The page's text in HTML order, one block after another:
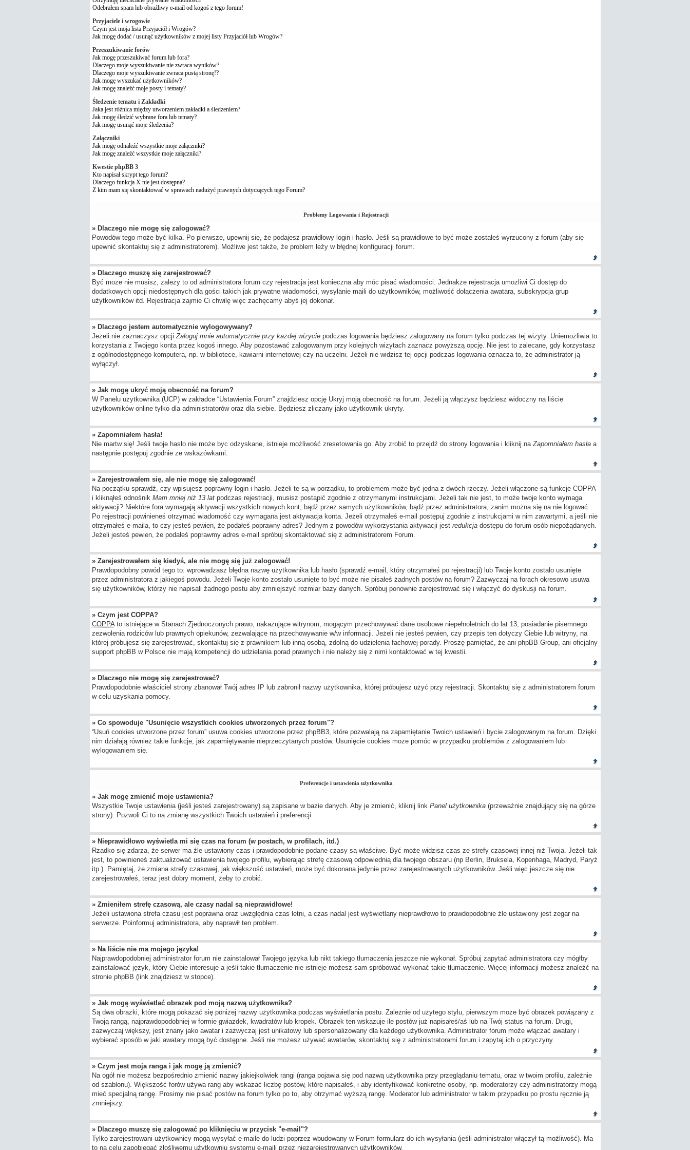
Odebrałem spam lub obraźliwy e-mail od kogoś z tego forum!
Przyjaciele i wrogowie
Czym jest moja lista Przyjaciół i Wrogów?
Jak mogę dodać / usunąć użytkowników z mojej listy Przyjaciół lub Wrogów?
Przeszukiwanie forów
Jak mogę przeszukiwać forum lub fora?
Dlaczego moje wyszukiwanie nie zwraca wyników?
Dlaczego moje wyszukiwanie zwraca pustą stronę!?
Jak mogę wyszukać użytkowników?
Jak mogę znaleźć moje posty i tematy?
Śledzenie tematu i Zakładki
Jaka jest różnica między utworzeniem zakładki a śledzeniem?
Jak mogę śledzić wybrane fora lub tematy?
Jak mogę usunąć moje śledzenia?
Załączniki
Jak mogę odnaleźć wszystkie moje załączniki?
Jak mogę znaleźć wszystkie moje załączniki?
Kwestie phpBB 3
Kto napisał skrypt tego forum?
Dlaczego funkcja X nie jest dostępna?
Z kim mam się skontaktować w sprawach nadużyć prawnych dotyczących tego Forum?
Problemy Logowania i Rejestracji
» Dlaczego nie mogę się zalogować?
Powodów tego może być kilka. Po pierwsze, upewnij się, że podajesz prawidłowy login i hasło. Jeśli są prawidłowe to być może zostałeś wyrzucony z forum (aby się
upewnić skontaktuj się z administratorem). Możliwe jest także, że problem leży w błędnej konfiguracji forum.
» Dlaczego muszę się zarejestrować?
Być może nie musisz, zależy to od administratora forum czy rejestracja jest konieczna aby móc pisać wiadomości. Jednakże rejestracja umożliwi Ci dostęp do
dodatkowych opcji niedostępnych dla gości takich jak prywatne wiadomości, wysyłanie maili do użytkowników, możliwość dołączenia awatara, subskrypcja grup
użytkowników itd. Rejestracja zajmie Ci chwilę więc zachęcamy abyś jej dokonał.
» Dlaczego jestem automatycznie wylogowywany?
Jeżeli nie zaznaczysz opcji Zaloguj mnie automatycznie przy każdej wizyciepodczas logowania będziesz zalogowany na forum tylko podczas tej wizyty. Uniemożliwia to
korzystania z Twojego konta przez kogoś innego. Aby pozostawać zalogowanym przy kolejnych wizytach zaznacz powyższą opcję. Nie jest to zalecane, gdy korzystasz
z ogólnodostępnego komputera, np. w bibliotece, kawiarni internetowej czy na uczelni. Jeżeli nie widzisz tej opcji podczas logowania oznacza to, że administrator ją
wyłączył.
» Jak mogę ukryć moją obecność na forum?
W Panelu użytkownika (UCP) w zakładce “Ustawienia Forum” znajdziesz opcję Ukryj moją obecność na forum. Jeżeli ją włączysz będziesz widoczny na liście
użytkowników online tylko dla administratorów oraz dla siebie. Będziesz zliczany jako użytkownik ukryty.
» Zapomniałem hasła!
Nie martw się! Jeśli twoje hasło nie może byc odzyskane, istnieje możliwość zresetowania go. Aby zrobić to przejdź do strony logowania i kliknij na Zapomniałem hasłaa
następnie postępuj zgodnie ze wskazówkami.
» Zarejestrowałem się, ale nie mogę się zalogować!
Na początku sprawdź, czy wpisujesz poprawny login i hasło. Jeżeli te są w porządku, to problemem może być jedna z dwóch rzeczy. Jeżeli włączone są funkcje COPPA
i kliknąłeś odnośnik Mam mniej niż 13 latpodczas rejestracji, musisz postąpić zgodnie z otrzymanymi instrukcjami. Jeżeli tak nie jest, to może twoje konto wymaga
aktywacji? Niektóre fora wymagają aktywacji wszystkich nowych kont, bądź przez samych użytkowników, bądź przez administratora, zanim można się na nie logować.
Po rejestracji powinieneś otrzymać wiadomość czy wymagana jest aktywacja konta. Jeżeli otrzymałeś e-mail postępuj zgodnie z instrukcjami w nim zawartymi, a jeśli nie
otrzymałeś e-maila, to czy jesteś pewien, że podałeś poprawny adres? Jednym z powodów wykorzystania aktywacji jest redukcjadostępu do forum osób niepożądanych.
Jeżeli jesteś pewien, że podałeś poprawmy adres e-mail spróbuj skontaktować się z administratorem Forum.
» Zarejestrowałem się kiedyś, ale nie mogę się już zalogować!
Prawdopodobny powód tego to: wprowadzasz błędna nazwę użytkownika lub hasło (sprawdź e-mail, który otrzymałeś po rejestracji) lub Twoje konto zostało usunięte
przez administratora z jakiegoś powodu. Jeżeli Twoje konto zostało usunięte to być może nie pisałeś żadnych postów na forum? Zazwyczaj na forach okresowo usuwa
się użytkowników, którzy nie napisali żadnego postu aby zmniejszyć rozmiar bazy danych. Spróbuj ponownie zarejestrować się i włączyć do dyskusji na forum.
» Czym jest COPPA?
COPPAto istniejące w Stanach Zjednoczonych prawo, nakazujące witrynom, mogącym przechowywać dane osobowe niepełnoletnich do lat 13, posiadanie pisemnego
zezwolenia rodziców lub prawnych opiekunów, zezwalające na przechowywanie w/w informacji. Jeżeli nie jesteś pewien, czy przepis ten dotyczy Ciebie lub witryny, na
której próbujesz się zarejestrować, skontaktuj się z prawnikiem lub inną osobą, zdolną do udzielenia fachowej porady. Proszę pamiętać, że ani phpBB Group, ani oficjalny
support phpBB w Polsce nie mają kompetencji do udzielania porad prawnych i nie należy się z nimi kontaktować w tej kwestii.
» Dlaczego nie mogę się zarejestrować?
Prawdopodobnie właściciel strony zbanował Twój adres IP lub zabronił nazwy użytkownika, której próbujesz użyć przy rejestracji. Skontaktuj się z administratorem forum
w celu uzyskania pomocy.
» Co spowoduje "Usunięcie wszystkich cookies utworzonych przez forum"?
“Usuń cookies utworzone przez forum” usuwa cookies utworzone przez phpBB3, które pozwalają na zapamiętanie Twoich ustawień i bycie zalogowanym na forum. Dzięki
nim działają również takie funkcje, jak zapamiętywanie nieprzeczytanych postów. Usunięcie cookies może pomóc w przypadku problemów z zalogowaniem lub
wylogowaniem się.
Preferencje i ustawienia użytkownika
» Jak mogę zmienić moje ustawienia?
Wszystkie Twoje ustawienia (jeśli jesteś zarejestrowany) są zapisane w bazie danych. Aby je zmienić, kliknij link Panel użytkownika(przeważnie znajdujący się na górze
strony). Pozwoli Ci to na zmianę wszystkich Twoich ustawień i preferencji.
» Nieprawidłowo wyświetla mi się czas na forum (w postach, w profilach, itd.)
Rzadko się zdarza, że serwer ma źle ustawiony czas i prawdopodobnie podane czasy są właściwe. Być może widzisz czas ze strefy czasowej innej niż Twoja. Jeżeli tak
jest, to powinieneś zaktualizować ustawienia twojego profilu, wybierając strefę czasową odpowiednią dla twojego obszaru (np Berlin, Bruksela, Kopenhaga, Madryd, Paryż
itp.). Pamiętaj, że zmiana strefy czasowej, jak większość ustawień, może być dokonana jedynie przez zarejestrowanych użytkowników. Jeśli więc jeszcze się nie
zarejestrowałeś, teraz jest dobry moment, żeby to zrobić.
» Zmieniłem strefę czasową, ale czasy nadal są nieprawidłowe!
Jeżeli ustawiona strefa czasu jest poprawna oraz uwzględnia czas letni, a czas nadal jest wyświetlany nieprawdłowo to prawdopodobnie źle ustawiony jest zegar na
serwerze. Poinformuj administratora, aby naprawił ten problem.
» Na liście nie ma mojego języka!
Najprawdopodobniej administrator forum nie zainstalował Twojego języka lub nikt takiego tłumaczenia jeszcze nie wykonał. Spróbuj zapytać administratora czy mógłby
zainstalować język, który Ciebie interesuje a jeśli takie tłumaczenie nie istnieje możesz sam spróbować wykonać takie tłumaczenie. Więcej informacji możesz znaleźć na
stronie phpBB (link znajdziesz w stopce).
» Jak mogę wyświetlać obrazek pod moją nazwą użytkownika?
Są dwa obrazki, które mogą pokazać się poniżej nazwy użytkownika podczas wyświetlania postu. Zależnie od użytego stylu, pierwszym może być obrazek powiązany z
Twoją rangą, najprawdopodobniej w formie gwiazdek, kwadratów lub kropek. Obrazek ten wskazuje ile postów już napisałeś/aś lub na Twój status na forum. Drugi,
zazwyczaj większy, jest znany jako awatar i zazwyczaj jest unikatowy lub spersonalizowany dla każdego użytkownika. Administrator forum może włączać awatary i
wybierać sposób w jaki awatary mogą być dostępne. Jeśli nie możesz używać awatarów, skontaktuj się z administratorami forum i zapytaj ich o przyczyny.
» Czym jest moja ranga i jak mogę ją zmienić?
Na ogół nie możesz bezpośrednio zmienić nazwy jakiejkolwiek rangi (ranga pojawia się pod nazwą użytkownika przy przeglądaniu tematu, oraz w twoim profilu, zależnie
od szablonu). Większość forów używa rang aby wskazać liczbę postów, które napisałeś, i aby identyfikować konkretne osoby, np. moderatorzy czy administratorzy mogą
mieć specjalną rangę. Prosimy nie pisać postów na forum tylko po to, aby otrzymać wyższą rangę. Moderator lub administrator w takim przypadku po prostu ręcznie ją
zmniejszy.
» Dlaczego muszę się zalogować po kliknięciu w przycisk "e-mail"?
Tylko zarejestrowani użytkownicy mogą wysyłać e-maile do ludzi poprzez wbudowany w Forum formularz do ich wysyłania (jeśli administrator włączył tą możliwość). Ma
to na celu zapobiegać złośliwemu użytkowniu systemu e-maili przez niezarejestrowanych użytkowników.